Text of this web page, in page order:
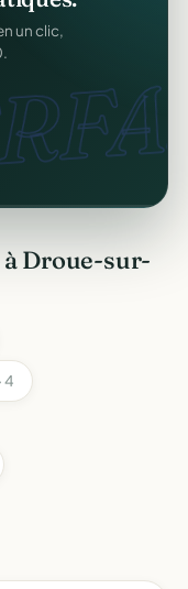
un clic,
Droue-sur-
· 4